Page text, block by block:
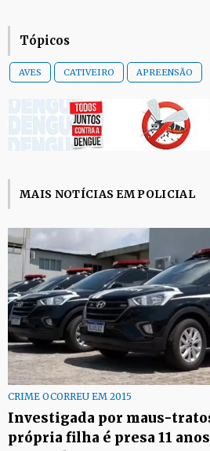
Tópicos
AVES CATIVEIRO APREENSÃO
MAIS NOTÍCIAS EM POLICIAL
CRIME OCORREU EM 2015
Investigada por maus-
própria filha é presa 11